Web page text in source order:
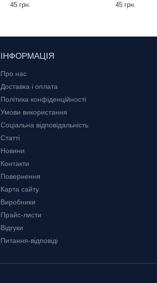
45 грн. 45 грн.
ІНФОРМАЦІЯ
Про нас
Доставка і оплата
Політика конфіденційності
Умови використання
Соціальна відповідальність
Статті
Новини
Контакти
Повернення
Карта сайту
Виробники
Прайс-листи
Відгуки
Питання-відповіді